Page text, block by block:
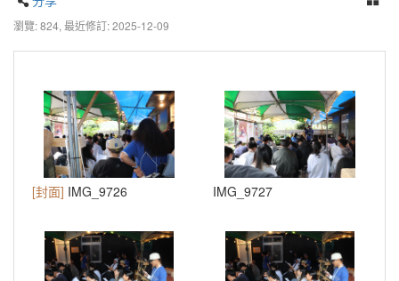
瀏覽: 824, 最近修訂: 2025-12-09
[封面] IMG_9726 IMG_9727